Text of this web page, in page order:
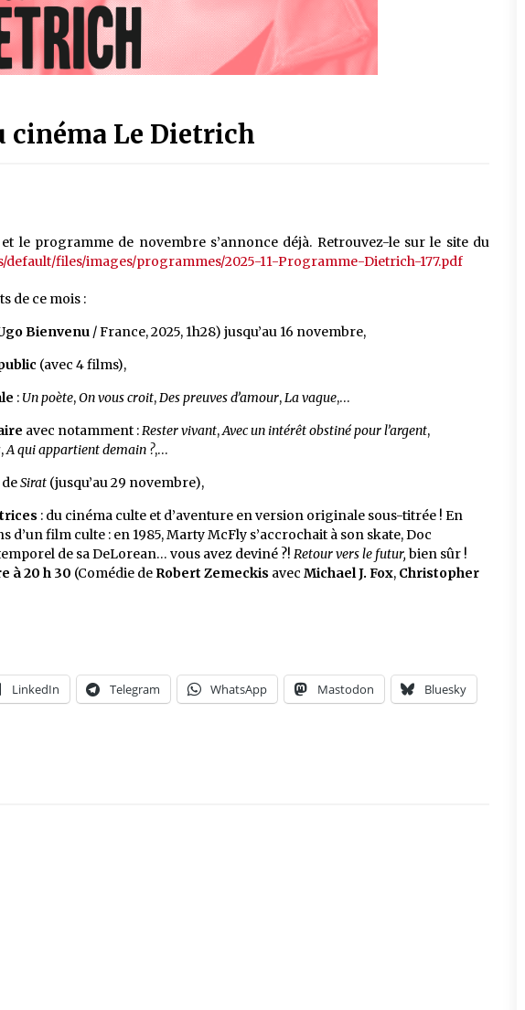
cinéma Le Dietrich
le programme de novembre s’annonce déjà. Retrouvez-le sur le site du
files/images/programmes/2025-11-Programme-Dietrich-177.pdf
de ce mois :
Bienvenu / France, 2025, 1h28) jusqu’au 16 novembre,
(avec 4 films),
: Un poète,On vous croit,Des preuves d’amour,La vague,…
avec notamment :Rester vivant,Avec un intérêt obstiné pour l’argent,
,A qui appartient demain ?,…
deSirat (jusqu’au 29 novembre),
: du cinéma culte et d’aventure en version originale sous-titrée ! En
d’un film culte : en 1985, Marty McFly s’accrochait à son skate, Doc
de sa DeLorean… vous avez deviné ?! Retour vers le futur, bien sûr !
à 20 h 30 (Comédie de Robert Zemeckis avec Michael J. Fox, Christopher
LinkedIn Telegram WhatsApp Mastodon Bluesky